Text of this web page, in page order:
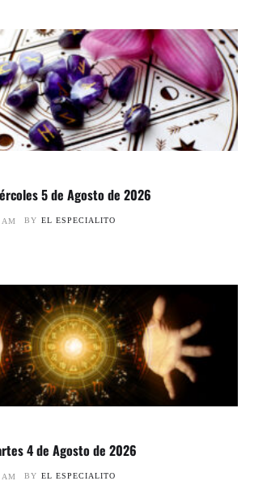
5 de Agosto de 2026
AM BY EL ESPECIALITO
4 de Agosto de 2026
AM BY EL ESPECIALITO